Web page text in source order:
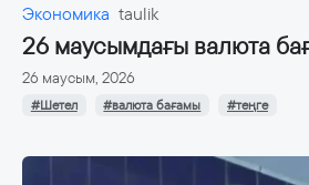
Экономика taulik
26 маусымдағы валюта
26 маусым, 2026
#Шетел #валюта бағамы #теңге